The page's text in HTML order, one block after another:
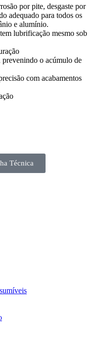
por pite, desgaste por
adequado para todos os
e alumínio.
lubrificação mesmo sob
prevenindo o acúmulo de
com acabamentos
Técnica